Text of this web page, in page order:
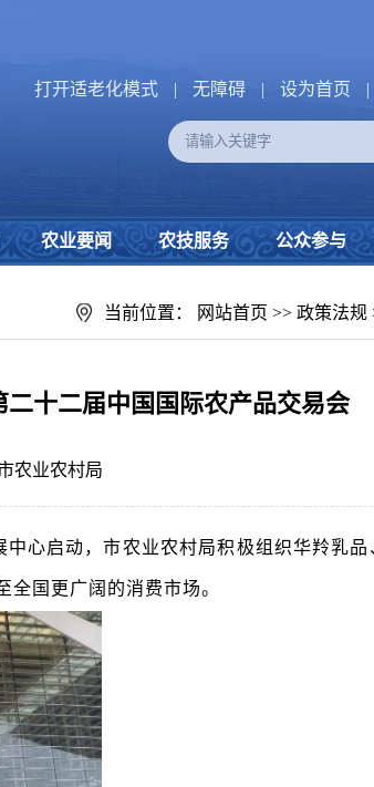
打开适老化模式 | 无障碍 | 设为首页 |
农业要闻 农技服务 公众参与
当前位置： 网站首页 >> 政策法规
十二届中国国际农产品交易会
农业农村局
中心启动，市农业农村局积极组织华羚乳品
全国更广阔的消费市场。